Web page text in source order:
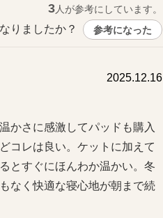
シングル
3人が参考にしています。
りましたか？ 参考になった
2025.12.16
かさに感激してパッドも購入
コレは良い。ケットに加えて
とすぐにほんわか温かい。冬
なく快適な寝心地が朝まで続